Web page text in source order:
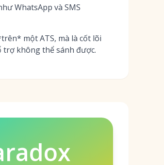
WhatsApp và SMS
một ATS, mà là cốt lõi
trợ không thể sánh được.